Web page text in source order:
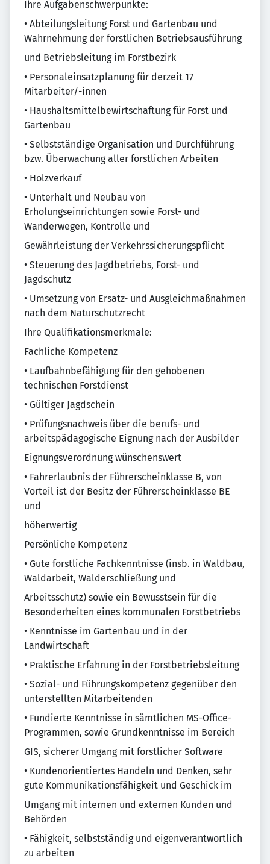
Ihre Aufgabenschwerpunkte:
• Abteilungsleitung Forst und Gartenbau und
Wahrnehmung der forstlichen Betriebsausführung
und Betriebsleitung im Forstbezirk
• Personaleinsatzplanung für derzeit 17
Mitarbeiter/-innen
• Haushaltsmittelbewirtschaftung für Forst und
Gartenbau
• Selbstständige Organisation und Durchführung
bzw. Überwachung aller forstlichen Arbeiten
• Holzverkauf
• Unterhalt und Neubau von
Erholungseinrichtungen sowie Forst- und
Wanderwegen, Kontrolle und
Gewährleistung der Verkehrssicherungspflicht
• Steuerung des Jagdbetriebs, Forst- und
Jagdschutz
• Umsetzung von Ersatz- und Ausgleichmaßnahmen
nach dem Naturschutzrecht
Ihre Qualifikationsmerkmale:
Fachliche Kompetenz
• Laufbahnbefähigung für den gehobenen
technischen Forstdienst
• Gültiger Jagdschein
• Prüfungsnachweis über die berufs- und
arbeitspädagogische Eignung nach der Ausbilder
Eignungsverordnung wünschenswert
• Fahrerlaubnis der Führerscheinklasse B, von
Vorteil ist der Besitz der Führerscheinklasse BE
und
höherwertig
Persönliche Kompetenz
• Gute forstliche Fachkenntnisse (insb. in Waldbau,
Waldarbeit, Walderschließung und
Arbeitsschutz) sowie ein Bewusstsein für die
Besonderheiten eines kommunalen Forstbetriebs
• Kenntnisse im Gartenbau und in der
Landwirtschaft
• Praktische Erfahrung in der Forstbetriebsleitung
• Sozial- und Führungskompetenz gegenüber den
unterstellten Mitarbeitenden
• Fundierte Kenntnisse in sämtlichen MS-Office-
Programmen, sowie Grundkenntnisse im Bereich
GIS, sicherer Umgang mit forstlicher Software
• Kundenorientiertes Handeln und Denken, sehr
gute Kommunikationsfähigkeit und Geschick im
Umgang mit internen und externen Kunden und
Behörden
• Fähigkeit, selbstständig und eigenverantwortlich
zu arbeiten